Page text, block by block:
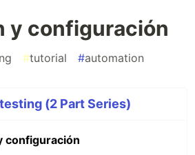
y configuración
#tutorial #automation
(2 Part Series)
configuración